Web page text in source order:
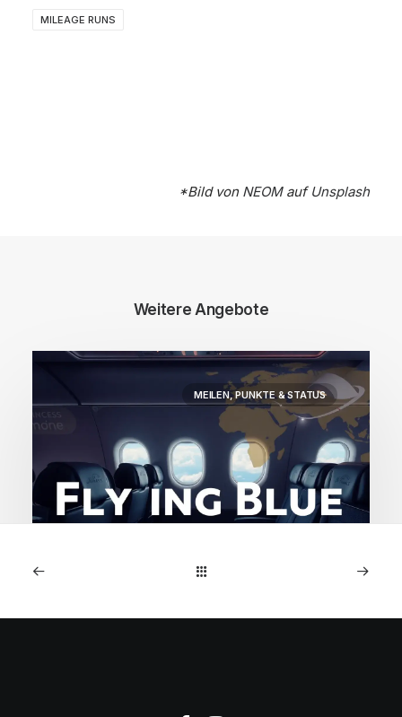
MILEAGE RUNS
*Bild von NEOMauf Unsplash
Weitere Angebote
MEILEN, PUNKTE & STATUS
2. Dezember 2025